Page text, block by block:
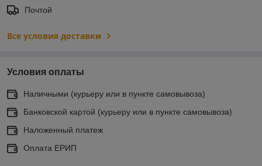
Почтой
Все условия доставки
Условия оплаты
Наличными (курьеру или в пункте самовывоза)
Банковской картой (курьеру или в пункте самовывоза)
Наложенный платеж
Оплата ЕРИП